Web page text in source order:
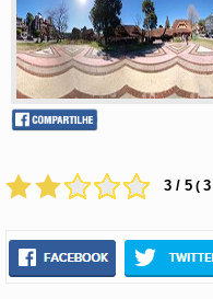
3 / 5 ( 3